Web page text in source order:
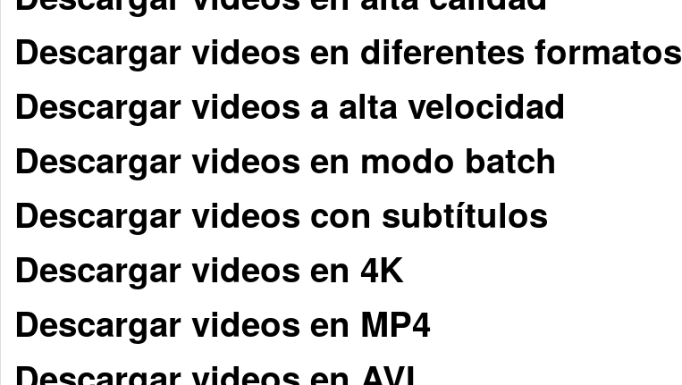
Descargar videos en diferentes formatos
Descargar videos a alta velocidad
Descargar videos en modo batch
Descargar videos con subtítulos
Descargar videos en 4K
Descargar videos en MP4